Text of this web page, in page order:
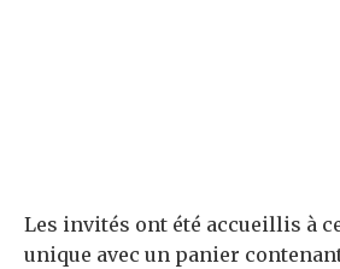
Les invités ont été accueillis à
unique avec un panier